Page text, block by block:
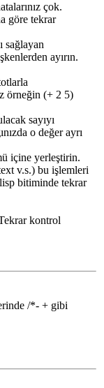
çok.
göre tekrar
sağlayan
ayırın.
örneğin (+ 2 5)
sayıyı
o değer ayrı
içine yerleştirin.
v.s.) bu işlemleri
bitiminde tekrar
kontrol
/*- + gibi